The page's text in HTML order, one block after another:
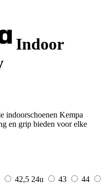
Indoor
indoorschoenen Kempa
en grip bieden voor elke
42,5 24u 43
44